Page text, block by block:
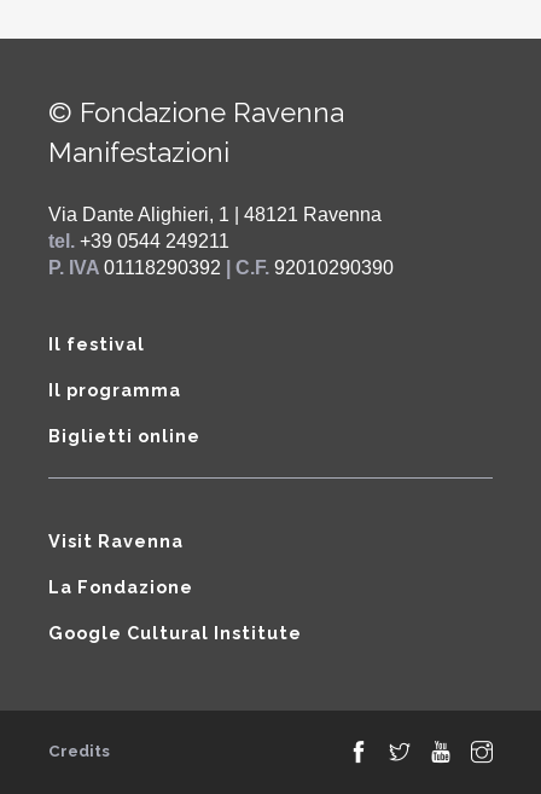
© Fondazione Ravenna
Manifestazioni
Via Dante Alighieri, 1 | 48121 Ravenna
tel. +39 0544 249211
P. IVA 01118290392 | C.F. 92010290390
Il festival
Il programma
Biglietti online
Visit Ravenna
La Fondazione
Google Cultural Institute
Credits